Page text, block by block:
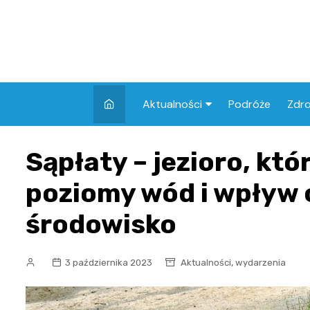
Aktualności Podróże
Sąpłaty – jezioro,
poziomy wód i wpływ
środowisko
3 października 2023 Aktualności, wydarzenia